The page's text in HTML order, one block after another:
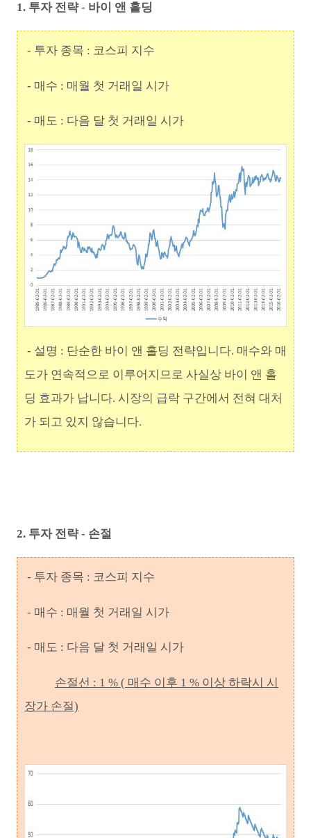
1. 투자 전략 - 바이 앤 홀딩
- 투자 종목 : 코스피 지수
- 매수 : 매월 첫 거래일 시가
- 매도 : 다음 달 첫 거래일 시가
- 설명 : 단순한 바이 앤 홀딩 전략입니다. 매수와 매
도가 연속적으로 이루어지므로 사실상 바이 앤 홀
딩 효과가 납니 다. 시장의 급락 구간에서 전혀 대처
가 되고 있지 않습니다.
2. 투자 전략 - 손절
- 투자 종목 : 코스피 지수
- 매수 : 매월 첫 거래일 시가
- 매도 : 다음 달 첫 거래일 시가
손절선 : 1 % ( 매수 이후 1 % 이상 하락시 시
장가 손절)